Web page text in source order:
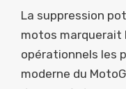
La suppression
motos marquerait
opérationnels les
moderne du